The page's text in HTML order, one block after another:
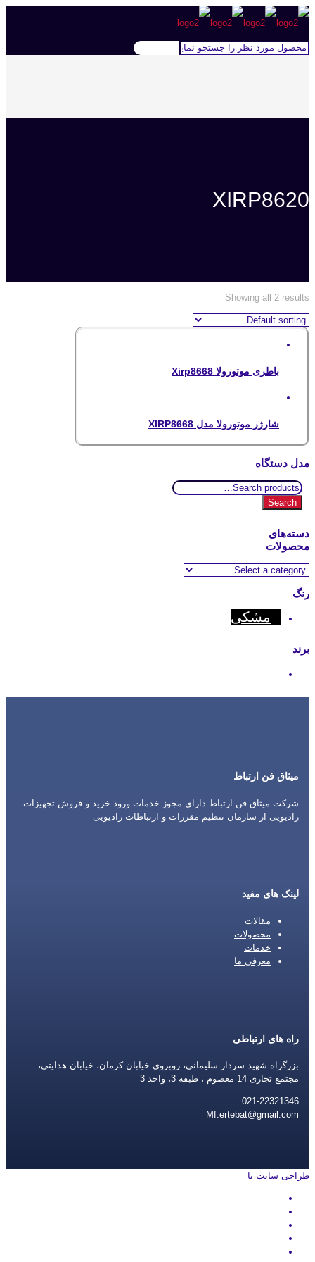
XIRP8620
Showing all 2 results
باطری موتورولا Xirp8668
شارژر موتورولا مدل XIRP8668
مدل دستگاه
Search
for:
Search
دسته‌های
محصولات
رنگ
مشکی
برند
میثاق فن ارتباط
شرکت میثاق فن ارتباط دارای مجوز خدمات ورود خرید و فروش تجهیزات
رادیویی از سازمان تنظیم مقررات و ارتباطات رادیویی
لینک های مفید
مقالات
محصولات
خدمات
معرفی ما
راه های ارتباطی
بزرگراه شهید سردار سلیمانی، روبروی خیابان کرمان، خیابان هدایتی،
مجتمع تجاری 14 معصوم ، طبقه 3، واحد 3
021-22321346
Mf.ertebat@gmail.com
طراحی سایت با